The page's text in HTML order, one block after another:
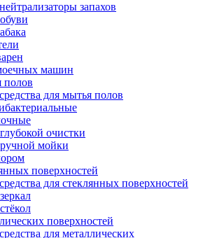
запахов
машин
полов
для мытья полов
очистки
мойки
поверхностей
для стеклянных поверхностей
поверхностей
для металлических